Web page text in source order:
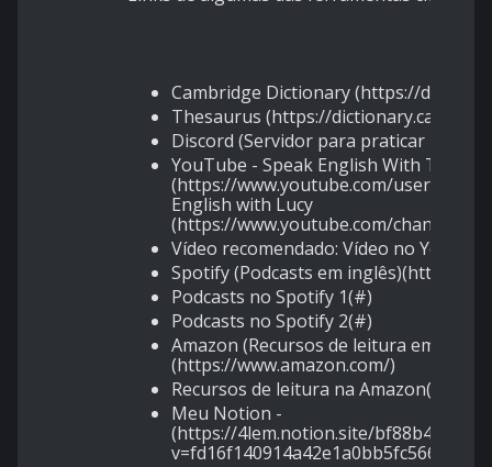
Cambridge Dictionary (https://
Thesaurus (https://
Discord (Servidor para praticar
YouTube - Speak English With Tiffani
(https://www.youtube.com/user/
English with Lucy
(https://www.youtube.com/channel/
Vídeo recomendado: Vídeo no
Spotify (Podcasts em inglês)(https://
Podcasts no Spotify 1(#)
Podcasts no Spotify 2(#)
Amazon (Recursos de leitura em
(https://www.amazon.com/)
Recursos de leitura na Amazon(#)
Meu Notion -
(https://4lem.notion.site/